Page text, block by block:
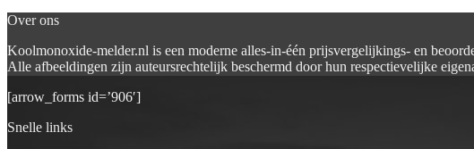
Over ons
Koolmonoxide-melder.nl is een moderne alles-in-één prijsvergelijkings- en
Alle afbeeldingen zijn auteursrechtelijk beschermd door hun respectievelijke
[arrow_forms id=’906′]
Snelle links